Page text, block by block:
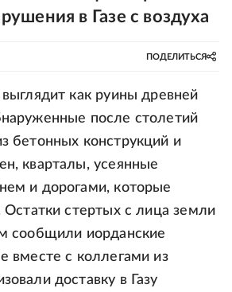
в Газе с воздуха
ПОДЕЛИТЬСЯ
как руины древней
после столетий
бетонных конструкций и
кварталы, усеянные
и дорогами, которые
Остатки стертых с лица земли
сообщили иорданские
вместе с коллегами из
доставку в Газу